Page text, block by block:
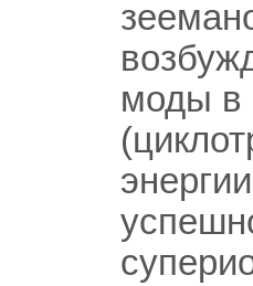
моды в